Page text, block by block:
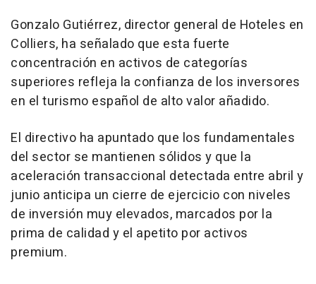
Gonzalo Gutiérrez, director general de Hoteles en
Colliers, ha señalado que esta fuerte
concentración en activos de categorías
superiores refleja la confianza de los inversores
en el turismo español de alto valor añadido.
El directivo ha apuntado que los fundamentales
del sector se mantienen sólidos y que la
aceleración transaccional detectada entre abril y
junio anticipa un cierre de ejercicio con niveles
de inversión muy elevados, marcados por la
prima de calidad y el apetito por activos
premium.